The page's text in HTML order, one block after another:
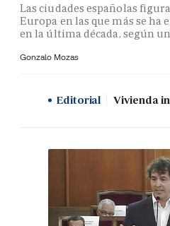
Las ciudades españolas
Europa en las que más se
en la última década, según
Gonzalo Mozas
Editorial Vivienda